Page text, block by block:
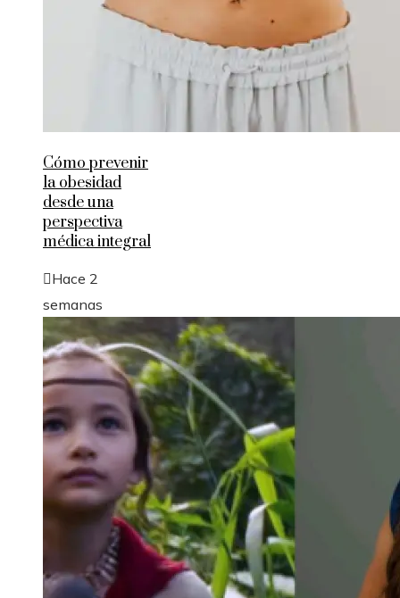
Cómo prevenir
la obesidad
desde una
perspectiva
médica integral
Hace 2
semanas